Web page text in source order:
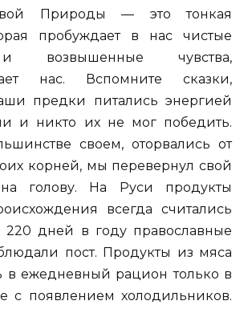
Природы — это тонкая
пробуждает в нас чистые
возвышенные чувства,
нас. Вспомните сказки,
предки питались энергией
и никто их не мог победить.
своем, оторвались от
корней, мы перевернул свой
голову. На Руси продукты
всегда считались
220 дней в году православные
пост. Продукты из мяса
в ежедневный рацион только в
с появлением холодильников.